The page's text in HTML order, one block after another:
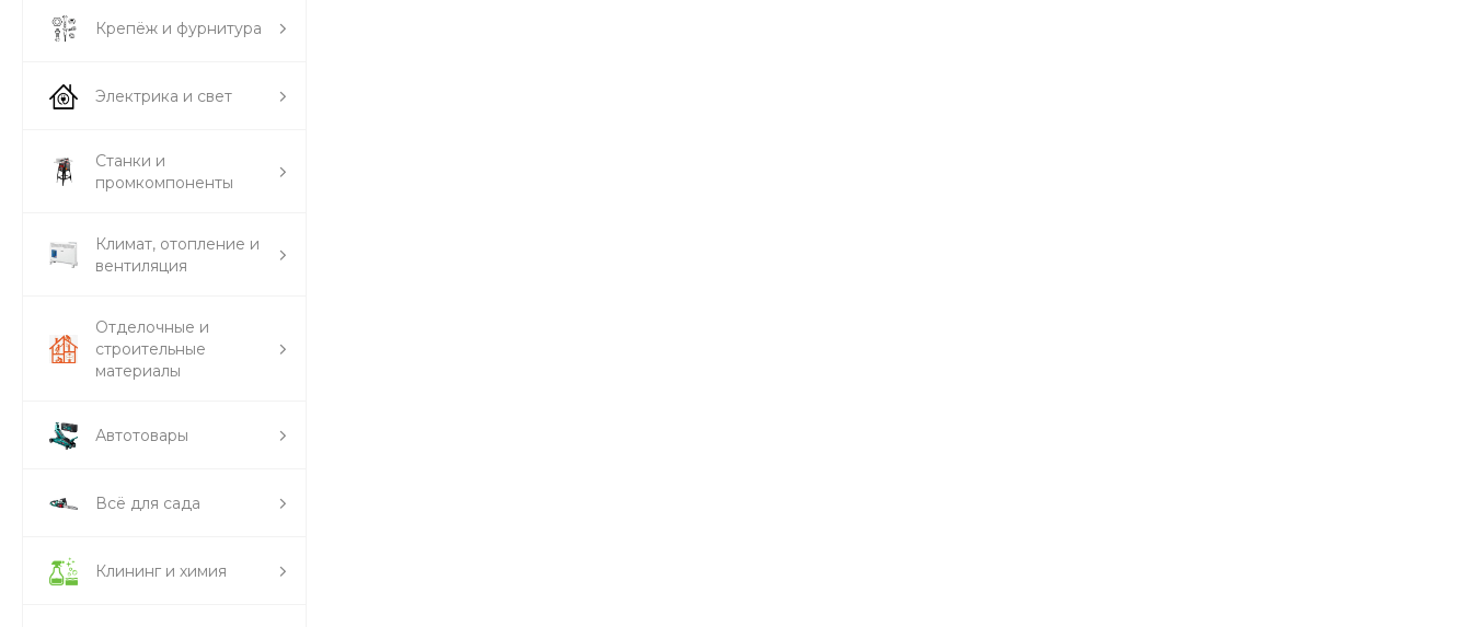
Крепёж и фурнитура
Электрика и свет
Станки и
промкомпоненты
Климат, отопление и
вентиляция
Отделочные и
строительные
материалы
Автотовары
Всё для сада
Клининг и химия